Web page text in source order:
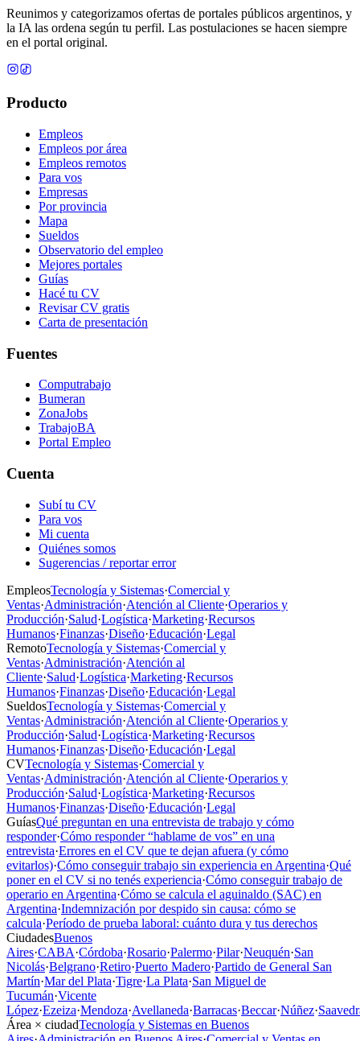
Reunimos y categorizamos ofertas de portales públicos argentinos, y
la IA las ordena según tu perfil. Las postulaciones se hacen siempre
en el portal original.
Producto
Empleos
Empleos por área
Empleos remotos
Para vos
Empresas
Por provincia
Mapa
Sueldos
Observatorio del empleo
Mejores portales
Guías
Hacé tu CV
Revisar CV gratis
Carta de presentación
Fuentes
Computrabajo
Bumeran
ZonaJobs
TrabajoBA
Portal Empleo
Cuenta
Subí tu CV
Para vos
Mi cuenta
Quiénes somos
Sugerencias / reportar error
EmpleosTecnología y Sistemas·Comercial y
Ventas·Administración·Atención al Cliente·Operarios y
Producción·Salud·Logística·Marketing·Recursos
Humanos·Finanzas·Diseño·Educación·Legal
RemotoTecnología y Sistemas·Comercial y
Ventas·Administración·Atención al
Cliente·Salud·Logística·Marketing·Recursos
Humanos·Finanzas·Diseño·Educación·Legal
SueldosTecnología y Sistemas·Comercial y
Ventas·Administración·Atención al Cliente·Operarios y
Producción·Salud·Logística·Marketing·Recursos
Humanos·Finanzas·Diseño·Educación·Legal
CVTecnología y Sistemas·Comercial y
Ventas·Administración·Atención al Cliente·Operarios y
Producción·Salud·Logística·Marketing·Recursos
Humanos·Finanzas·Diseño·Educación·Legal
GuíasQué preguntan en una entrevista de trabajo y cómo
responder·Cómo responder “hablame de vos” en una
entrevista·Errores en el CV que te dejan afuera (y cómo
evitarlos)·Cómo conseguir trabajo sin experiencia en Argentina·Qué
poner en el CV si no tenés experiencia·Cómo conseguir trabajo de
operario en Argentina·Cómo se calcula el aguinaldo (SAC) en
Argentina·Indemnización por despido sin causa: cómo se
calcula·Período de prueba laboral: cuánto dura y tus derechos
CiudadesBuenos
Aires·CABA·Córdoba·Rosario·Palermo·Pilar·Neuquén·San
Nicolás·Belgrano·Retiro·Puerto Madero·Partido de General San
Martín·Mar del Plata·Tigre·La Plata·San Miguel de
Tucumán·Vicente
López·Ezeiza·Mendoza·Avellaneda·Barracas·Beccar·Núñez·
Área × ciudadTecnología y Sistemas en Buenos